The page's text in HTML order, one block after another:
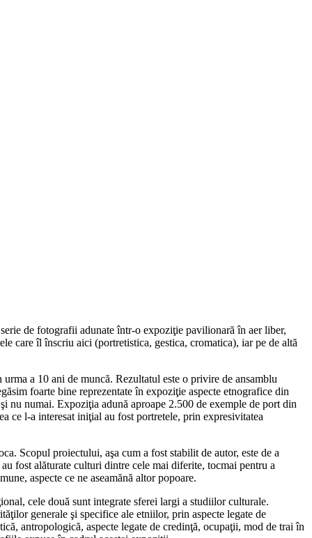
de fotografii adunate într-o expoziţie pavilionară în aer liber,
care îl înscriu aici (portretistica, gestica, cromatica), iar pe de altă
a 10 ani de muncă. Rezultatul este o privire de ansamblu
foarte bine reprezentate în expoziţie aspecte etnografice din
numai. Expoziţia adună aproape 2.500 de exemple de port din
ce l-a interesat iniţial au fost portretele, prin expresivitatea
Scopul proiectului, aşa cum a fost stabilit de autor, este de a
fost alăturate culturi dintre cele mai diferite, tocmai pentru a
aspecte ce ne aseamănă altor popoare.
cele două sunt integrate sferei largi a studiilor culturale.
generale şi specifice ale etniilor, prin aspecte legate de
antropologică, aspecte legate de credinţă, ocupaţii, mod de trai în